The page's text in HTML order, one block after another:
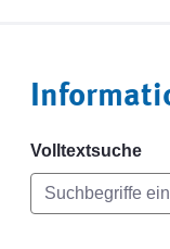
Volltextsuche